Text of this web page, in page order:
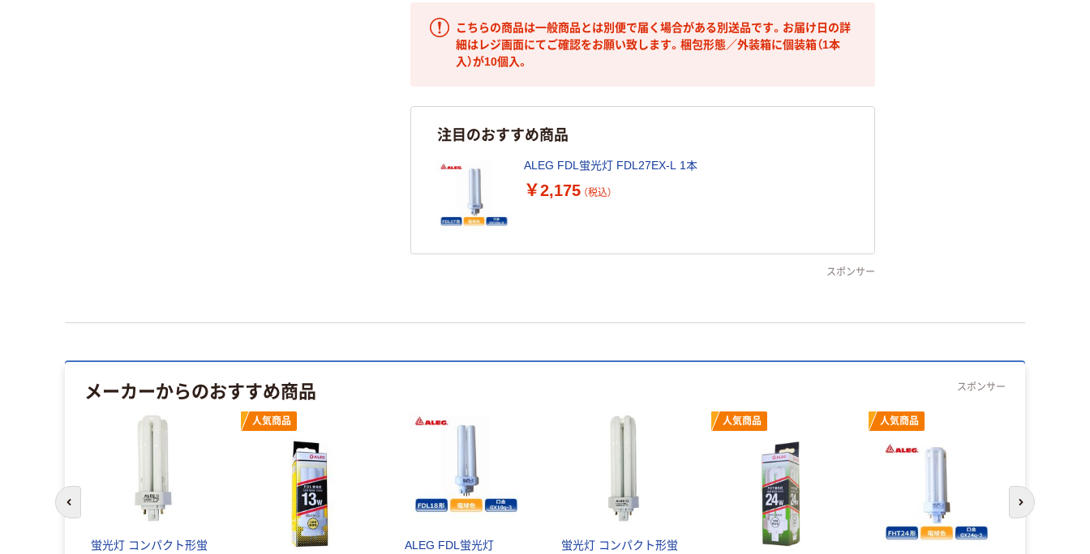
こちらの商品は一般商品とは別便で届く場合がある別送品です。お届け日の詳
細はレジ画面にてご確認をお願い致します。梱包形態／外装箱に個装箱（1本
入）が10個入。
注目のおすすめ商品
ALEG FDL蛍光灯 FDL27EX-L 1本
￥2,175 （税込）
スポンサー
メーカーからのおすすめ商品 スポンサー
蛍光灯 コンパクト形蛍
人気商品
ALEG FDL蛍光灯
蛍光灯 コンパクト形蛍
人気商品 人気商品
前のスライドへ 次のスライド